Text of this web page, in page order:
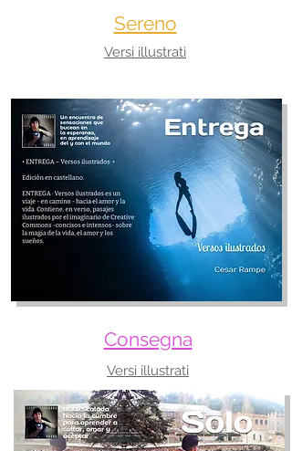
Sereno
Versi illustrati
Consegna
Versi illustrati